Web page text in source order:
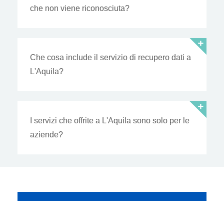
che non viene riconosciuta?
Che cosa include il servizio di recupero dati a
L'Aquila?
I servizi che offrite a L'Aquila sono solo per le
aziende?